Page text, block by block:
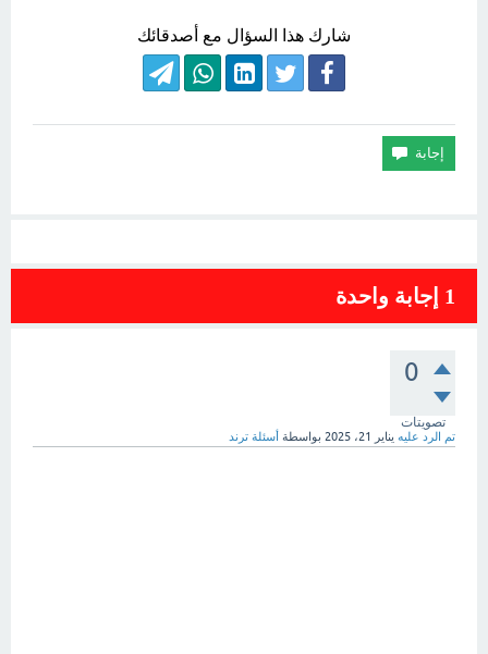
شارك هذا السؤال مع أصدقائك
1 إجابة واحدة
0
تصويتات
تم الرد عليه يناير 21، 2025 بواسطة أسئلة ترند